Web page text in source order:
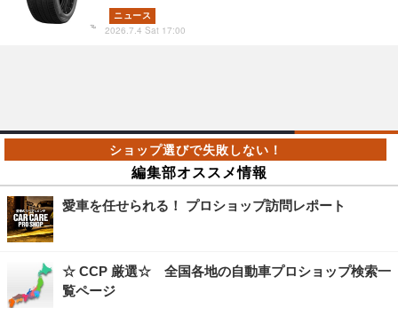
ニュース
2026.7.4 Sat 17:00
編集部オススメ情報
愛車を任せられる！ プロショップ訪問レポート
☆ CCP 厳選☆ 全国各地の自動車プロショップ検索一
覧ページ